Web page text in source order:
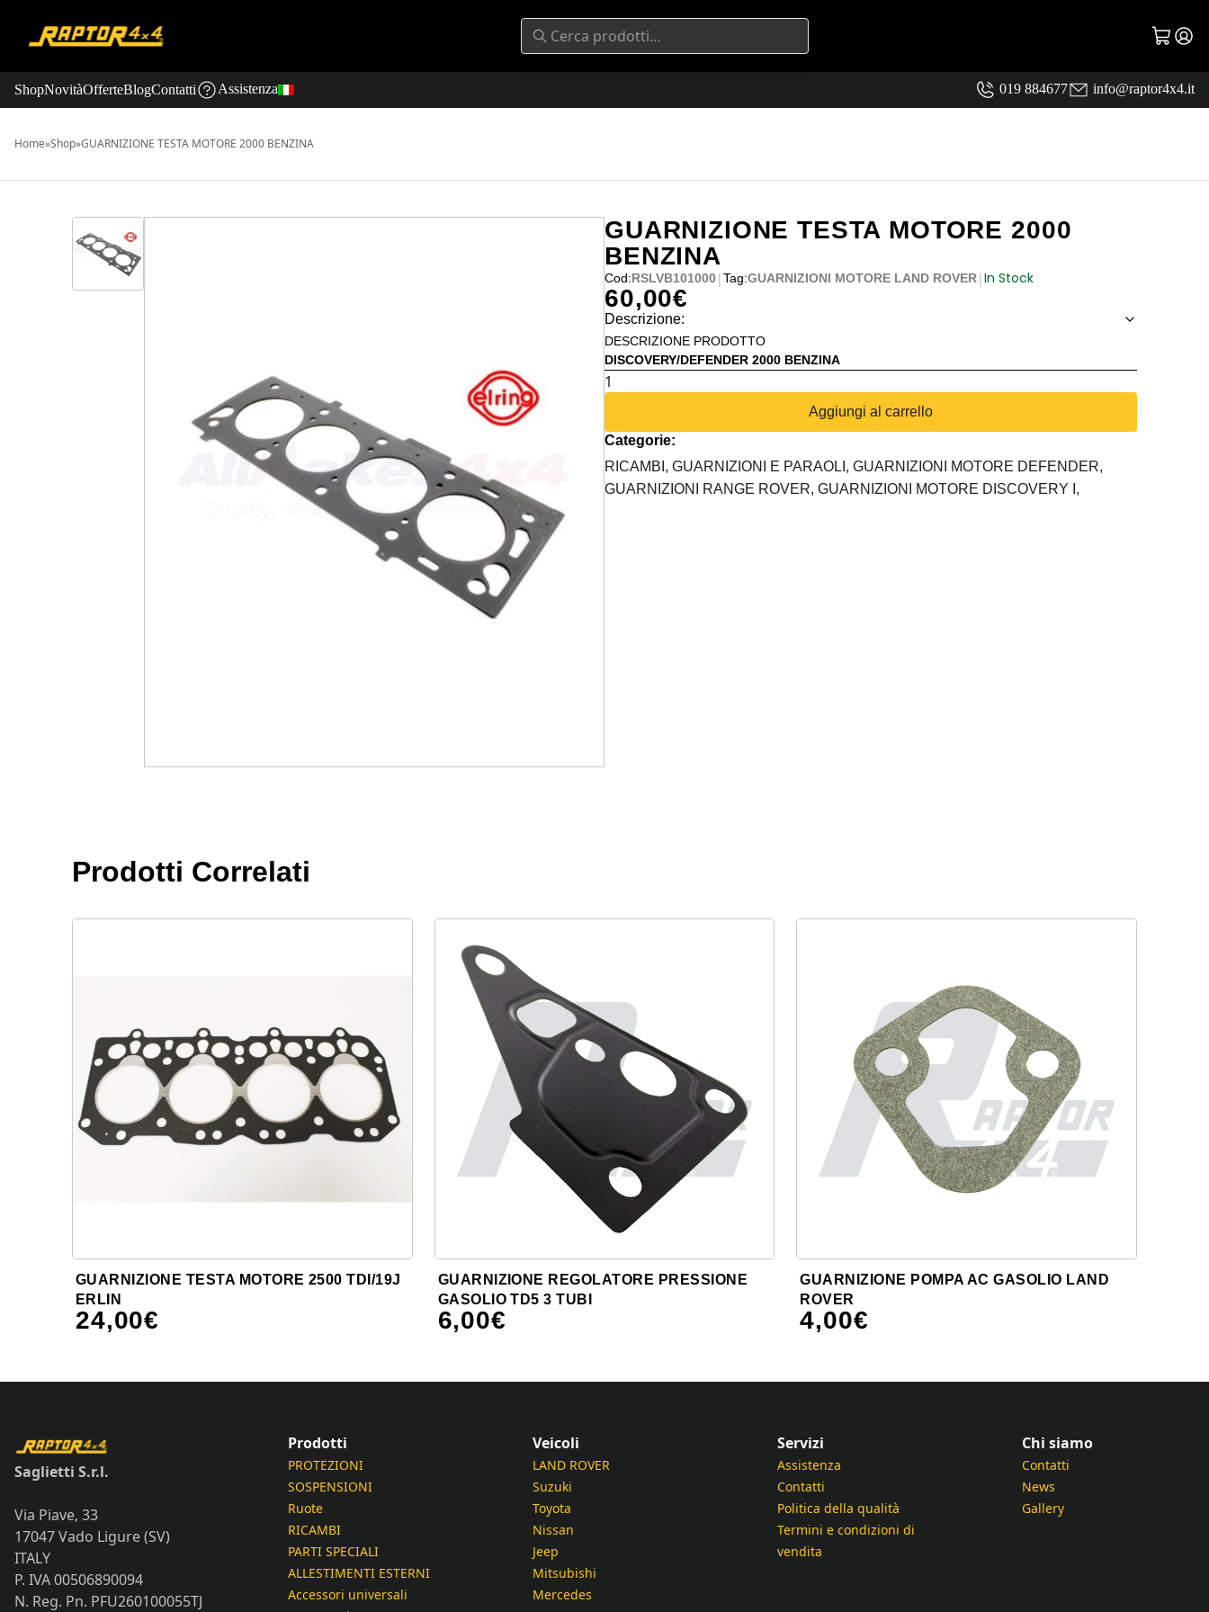
ShopNovitàOfferteBlogContatti Assistenza 019 884677 info@raptor4x4.it
Home»Shop»GUARNIZIONE TESTA MOTORE 2000 BENZINA
GUARNIZIONE TESTA MOTORE 2000
BENZINA
Cod:RSLVB101000|Tag:GUARNIZIONI MOTORE LAND ROVER|In Stock
60,00€
Descrizione:
DESCRIZIONE PRODOTTO
DISCOVERY/DEFENDER 2000 BENZINA
GUARNIZIONE
2000
BENZINA
quantità
Aggiungi al carrello
Categorie:
RICAMBI, GUARNIZIONI E PARAOLI, GUARNIZIONI MOTORE DEFENDER,
GUARNIZIONI RANGE ROVER, GUARNIZIONI MOTORE DISCOVERY I,
Prodotti Correlati
GUARNIZIONE TESTA MOTORE 2500 TDI/19J
ERLIN
24,00€
GUARNIZIONE REGOLATORE PRESSIONE
GASOLIO TD5 3 TUBI
6,00€
GUARNIZIONE POMPA AC GASOLIO LAND
ROVER
4,00€
Saglietti S.r.l.
Via Piave, 33
17047 Vado Ligure (SV)
ITALY
P. IVA 00506890094
N. Reg. Pn. PFU260100055TJ
Prodotti
PROTEZIONI
SOSPENSIONI
Ruote
RICAMBI
PARTI SPECIALI
ALLESTIMENTI ESTERNI
Accessori universali
Veicoli
LAND ROVER
Suzuki
Toyota
Nissan
Jeep
Mitsubishi
Mercedes
Servizi
Assistenza
Contatti
Politica della qualità
Termini e condizioni di
vendita
Chi siamo
Contatti
News
Gallery